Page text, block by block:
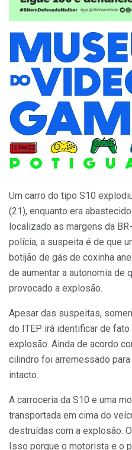
Um carro do tipo S10
(21), enquanto era
localizado as margens da
polícia, a suspeita é de que
botijão de gás de coxinha
de aumentar a autonomia de
provocado a explosão.
Apesar das suspeitas,
do ITEP irá identificar de
explosão. Ainda de acordo
cilindro foi arremessado
intacto.
A carroceria da S10 e uma
transportada em cima do
destruídas com a explosão.
Isso porque o motorista e o